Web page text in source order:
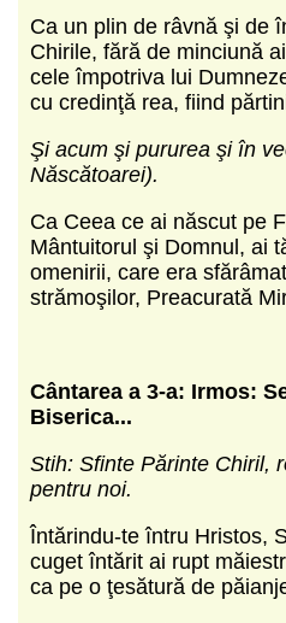
Ca un plin de râvnă şi de
Chirile, fără de minciună
cele împotriva lui
cu credinţă rea, fiind
Şi acum şi pururea şi în
Născătoarei).
Ca Ceea ce ai născut pe
Mântuitorul şi Domnul, ai
omenirii, care era
strămoşilor, Preacurată
Cântarea a 3-a: Irmos:
Biserica...
Stih: Sfinte Părinte Chiril,
pentru noi.
Întărindu-te întru Hristos,
cuget întărit ai rupt
ca pe o ţesătură de